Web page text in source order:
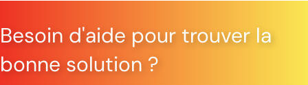
Besoin d'aide pour trouver la
bonne solution ?